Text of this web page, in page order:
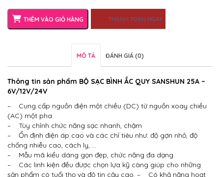
THÊM VÀO GIỎ HÀNG THANH TOÁN NGAY
MÔ TẢ ĐÁNH GIÁ (0)
Thông tin sản phẩm BỘ SẠC BÌNH ẮC QUY SANSHUN 25A –
6V/12V/24V
– Cung cấp nguồn điện một chiều (DC) từ nguồn xoay chiều
(AC) một pha.
– Tùy chỉnh chức năng sạc nhanh, chậm
– Ổn định điện áp cao và các chỉ tiêu như: độ gợn nhỏ, độ
chống nhiễu cao, cách ly, …
– Mẫu mã kiểu dáng gọn đẹp, chức năng đa dạng.
– Các linh kiện đều được chọn lựa kỹ càng giúp cho những
sản phẩm có tuổi thọ và độ tin cậy cao. – Có khả năng hoạt